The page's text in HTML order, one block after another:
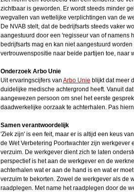
zichtbaar is geworden. Er wordt steeds minder
wegvallen van wettelijke verplichtingen van de
De NVAB stelt, dat de bedrijfsarts steeds vaker
aangestuurd door een 'regisseur van of namens
bedrijfsarts mag en kan niet aangestuurd
vertrouwenspositie naar beide partijen toe, naar
Onderzoek Arbo Unie
Uit ervaringscijfers van Arbo Unie blijkt dat meer
duidelijke medische achtergrond heeft. Vanuit
aangewezen persoon om snel het eerste
daadwerkelijke oorzaak te achterhalen. Pas
Samen verantwoordelijk
'Ziek zijn' is een feit, maar er is altijd een keus
de Wet Verbetering Poortwachter zijn
verzuim. De werkgever dient zich te laten
perspectief is het aan de werkgever en de
achterhalen wat er aan de hand is en wat er
verzuim te bekorten. Zowel de werkgever als de
raadplegen. Met name het raadplegen door de